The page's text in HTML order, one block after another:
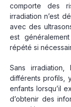
comporte des
irradiation n’est
avec des
est
répété si
Sans irradiation,
différents profils,
enfants lorsqu’il
d’obtenir des